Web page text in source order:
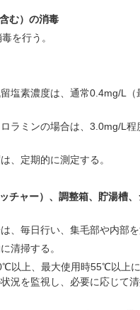
む）の消毒
を行う。
塩素濃度は、通常0.4mg/L（
ミンの場合は、3.0mg/L程
、定期的に測定する。
チャー）、調整箱、貯湯槽
、毎日行い、集毛部や内部を
清掃する。
以上、最大使用時55℃以上
況を監視し、必要に応じて